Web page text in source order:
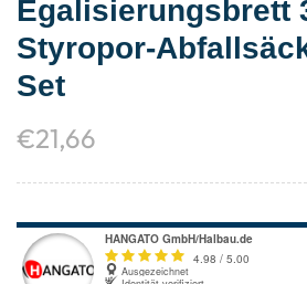
Egalisierungsbrett
Styropor-
Set
€21,66